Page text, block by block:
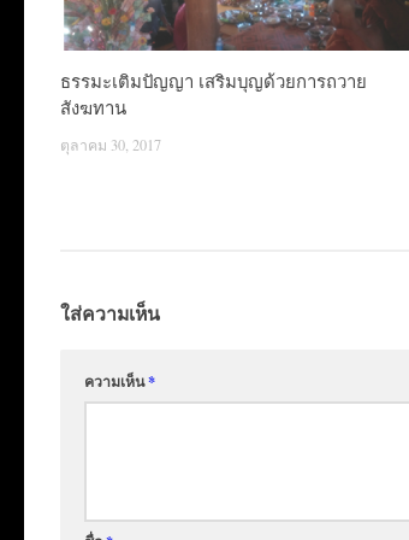
ธรรมะเติมปัญญา เสริมบุญด้วยการถวาย
สังฆทาน
ตุลาคม 30, 2017
ใส่ความเห็น
ความเห็น*